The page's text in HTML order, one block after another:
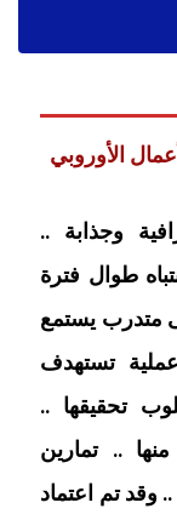
الأوروبي
وجذابة ..
طوال فترة
متدرب يستمع
تستهدف
تحقيقها ..
.. تمارين
وقد تم اعتماد